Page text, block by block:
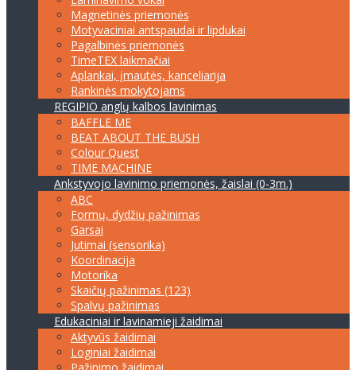
Magnetinės priemonės
Motyvaciniai antspaudai ir lipdukai
Pagalbinės priemonės
TimeTEX laikmačiai
Aplankai, įmautės, kanceliarija
Rankinės mokytojams
REGIPIO anglų kalbos lavinimas
BAFFLE ME
BEAT ABOUT THE BUSH
Colour Quest
TIME MACHINE
Ankstyvojo lavinimo priemonės, žaislai (0-3m.)
ABC
Formų, dydžių pažinimas
Garsai
Jutimai (sensorika)
Koordinacija
Motorika
Skaičių pažinimas (123)
Spalvų pažinimas
Edukaciniai ir lavinamieji žaidimai
Aktyvūs žaidimai
Loginiai žaidimai
Pažinimo žaidimai